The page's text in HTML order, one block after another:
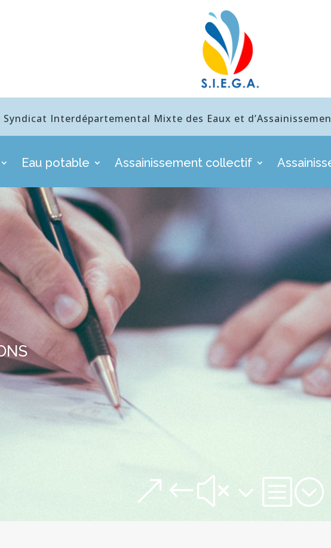
Syndicat Interdépartemental Mixte des Eaux et
Eau potable Assainissement collectif
&#x3b;